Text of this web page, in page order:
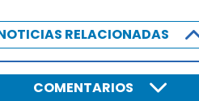
RELACIONADAS
COMENTARIOS